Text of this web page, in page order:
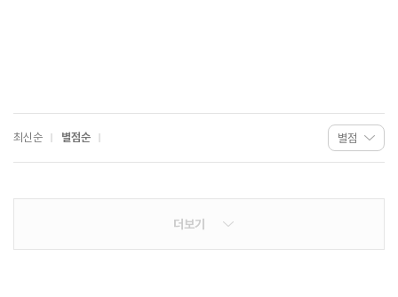
최신순 별점순
더보기